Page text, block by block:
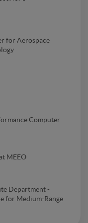
for Aerospace
Computer
MEEO
Department -
for Medium-Range